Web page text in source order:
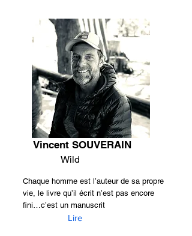
Vincent SOUVERAIN
Wild
Chaque homme est l’auteur de sa propre
vie, le livre qu’il écrit n’est pas encore
fini…c’est un manuscrit
Lire